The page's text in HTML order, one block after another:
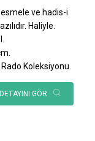
ve hadis-i
Haliyle.
Koleksiyonu.
GÖR